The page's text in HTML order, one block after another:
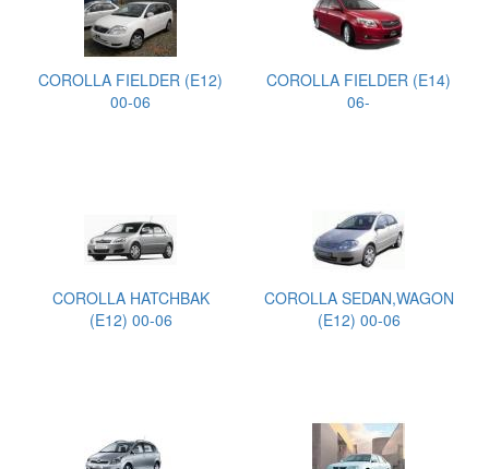
COROLLA FIELDER (E12)
00-06
COROLLA FIELDER (E14)
06-
COROLLA HATCHBAK
(E12) 00-06
COROLLA SEDAN,WAGON
(E12) 00-06